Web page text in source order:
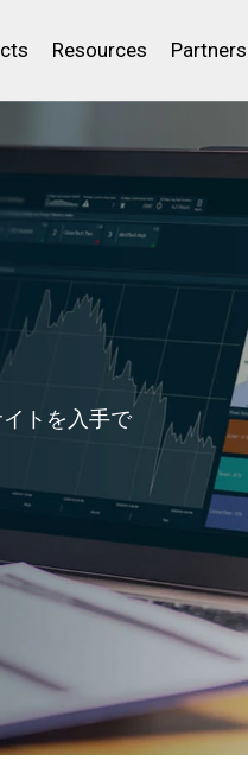
Water and Wastewater
Resources Partners
トを入手で